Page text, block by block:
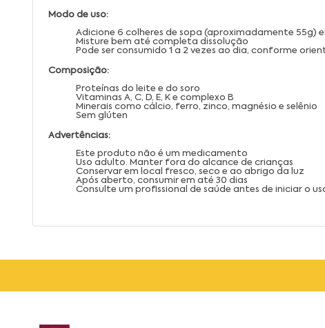
Modo de uso:
Adicione 6 colheres de sopa (aproximadamente 55g)
Misture bem até completa dissolução
Pode ser consumido 1 a 2 vezes ao dia, conforme
Composição:
Proteínas do leite e do soro
Vitaminas A, C, D, E, K e complexo B
Minerais como cálcio, ferro, zinco, magnésio e selênio
Sem glúten
Advertências:
Este produto não é um medicamento
Uso adulto. Manter fora do alcance de crianças
Conservar em local fresco, seco e ao abrigo da luz
Após aberto, consumir em até 30 dias
Consulte um profissional de saúde antes de iniciar o